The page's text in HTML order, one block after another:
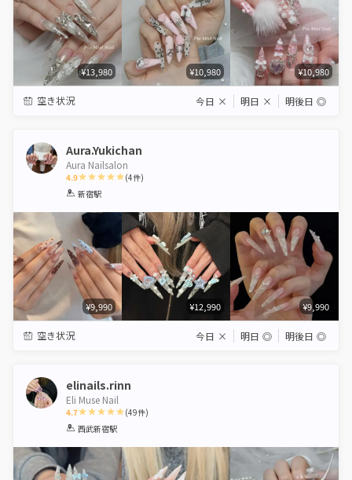
¥13,980 ¥10,980 ¥10,980
空き状況 今日 × 明日 × 明後日 ◎
Aura.Yukichan
Aura Nailsalon
4.9
1 2 3
(4件)
新宿駅
¥9,990 ¥12,990 ¥9,990
空き状況 今日 × 明日 ◎ 明後日 ◎
elinails.rinn
Eli Muse Nail
4.7
1 2 3 4 5
(49件)
西武新宿駅